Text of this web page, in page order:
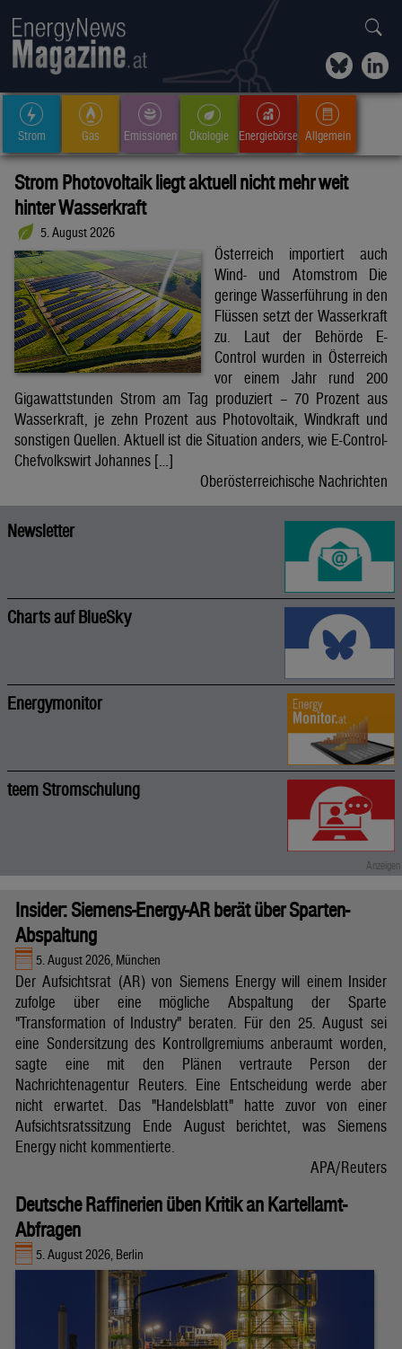
Strom Gas Emissionen Ökologie Energiebörse Allgemein
Strom Photovoltaik liegt aktuell nicht mehr weit
hinter Wasserkraft
5. August 2026
Österreich importiert auch
Wind- und Atomstrom Die
geringe Wasserführung in den
Flüssen setzt der Wasserkraft
zu. Laut der Behörde E-
Control wurden in Österreich
vor einem Jahr rund 200
Gigawattstunden Strom am Tag produziert – 70 Prozent aus
Wasserkraft, je zehn Prozent aus Photovoltaik, Windkraft und
sonstigen Quellen. Aktuell ist die Situation anders, wie E-Control-
Chefvolkswirt Johannes […]
Oberösterreichische Nachrichten
Newsletter
Charts auf BlueSky
Energymonitor
teem Stromschulung
Insider: Siemens-Energy-AR berät über Sparten-
Abspaltung
5. August 2026, München
Der Aufsichtsrat (AR) von Siemens Energy will einem Insider
zufolge über eine mögliche Abspaltung der Sparte
"Transformation of Industry" beraten. Für den 25. August sei
eine Sondersitzung des Kontrollgremiums anberaumt worden,
sagte eine mit den Plänen vertraute Person der
Nachrichtenagentur Reuters. Eine Entscheidung werde aber
nicht erwartet. Das "Handelsblatt" hatte zuvor von einer
Aufsichtsratssitzung Ende August berichtet, was Siemens
Energy nicht kommentierte.
APA/Reuters
Deutsche Raffinerien üben Kritik an Kartellamt-
Abfragen
5. August 2026, Berlin